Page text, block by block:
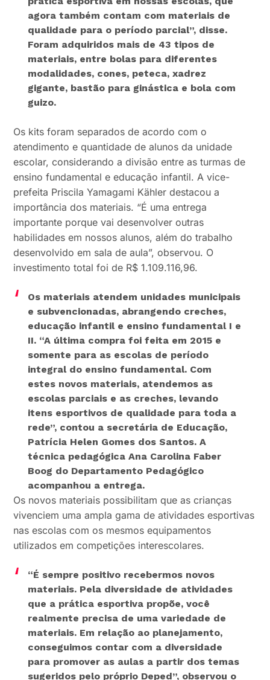
agora também contam com materiais de
qualidade para o período parcial”, disse.
Foram adquiridos mais de 43 tipos de
materiais, entre bolas para diferentes
modalidades, cones, peteca, xadrez
gigante, bastão para ginástica e bola com
guizo.
Os kits foram separados de acordo com o
atendimento e quantidade de alunos da unidade
escolar, considerando a divisão entre as turmas de
ensino fundamental e educação infantil. A vice-
prefeita Priscila Yamagami Kähler destacou a
importância dos materiais. “É uma entrega
importante porque vai desenvolver outras
habilidades em nossos alunos, além do trabalho
desenvolvido em sala de aula”, observou. O
investimento total foi de R$ 1.109.116,96.
Os materiais atendem unidades municipais
e subvencionadas, abrangendo creches,
educação infantil e ensino fundamental I e
II. “A última compra foi feita em 2015 e
somente para as escolas de período
integral do ensino fundamental. Com
estes novos materiais, atendemos as
escolas parciais e as creches, levando
itens esportivos de qualidade para toda a
rede”, contou a secretária de Educação,
Patrícia Helen Gomes dos Santos. A
técnica pedagógica Ana Carolina Faber
Boog do Departamento Pedagógico
acompanhou a entrega.
Os novos materiais possibilitam que as crianças
vivenciem uma ampla gama de atividades esportivas
nas escolas com os mesmos equipamentos
utilizados em competições interescolares.
“É sempre positivo recebermos novos
materiais. Pela diversidade de atividades
que a prática esportiva propõe, você
realmente precisa de uma variedade de
materiais. Em relação ao planejamento,
conseguimos contar com a diversidade
para promover as aulas a partir dos temas
sugeridos pelo próprio Deped”, observou o